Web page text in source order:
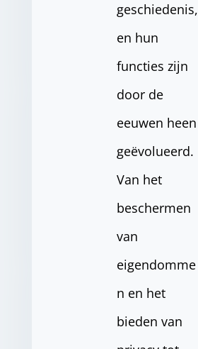
geschiedenis,
en hun
functies zijn
door de
eeuwen heen
geëvolueerd.
Van het
beschermen
van
eigendomme
n en het
bieden van